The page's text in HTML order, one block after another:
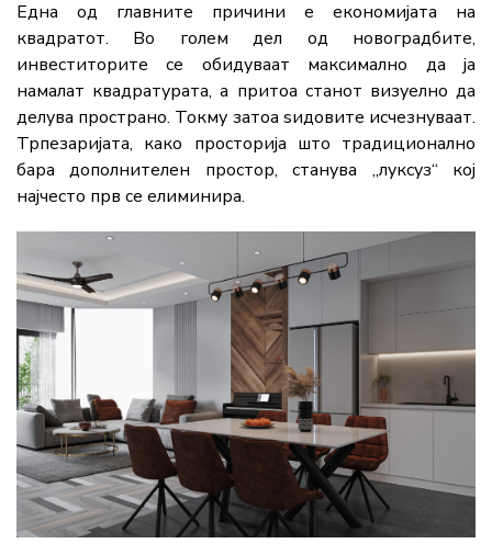
Една од главните причини е економијата на
квадратот. Во голем дел од новоградбите,
инвеститорите се обидуваат максимално да ја
намалат квадратурата, а притоа станот визуелно да
делува пространо. Токму затоа ѕидовите исчезнуваат.
Трпезаријата, како просторија што традиционално
бара дополнителен простор, станува „луксуз“ кој
најчесто прв се елиминира.